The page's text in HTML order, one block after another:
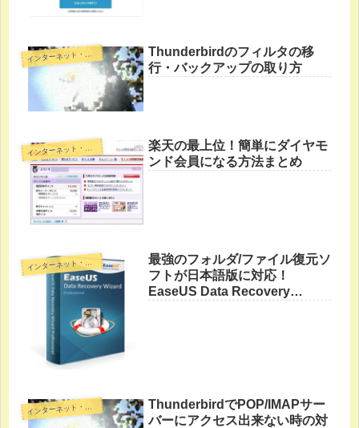
イ
Thunderbirdのフィルタの移
行・バックアップの取り方
イ
ンターネット・裏技
楽天の最上位！簡単にダイヤモ
ンド会員になる方法まとめ
イ
最強のフォルダ/ファイル復元ソ
フトが日本語版に対応！
EaseUS Data Recovery
イ
ThunderbirdでPOP/IMAPサー
バーにアクセス出来ない時の対